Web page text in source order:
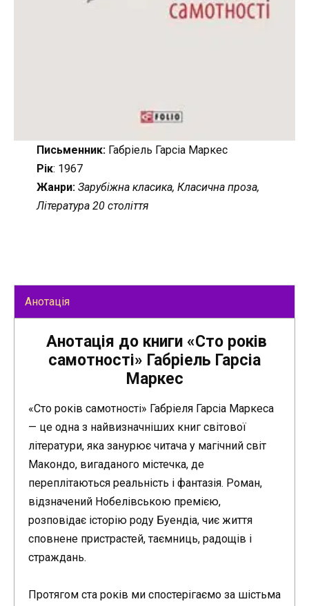
Письменник:Габріель Гарсіа Маркес
Рік: 1967
Жанри: Зарубіжна класика, Класична проза,
Література 20 століття
Анотація
Анотація до книги «Сто років
самотності» Габріель Гарсіа
Маркес
«Сто років самотності» Габріеля Гарсіа Маркеса
— це одна з найвизначніших книг світової
літератури, яка занурює читача у магічний світ
Макондо, вигаданого містечка, де
переплітаються реальність і фантазія. Роман,
відзначений Нобелівською премією,
розповідає історію роду Буендіа, чиє життя
сповнене пристрастей, таємниць, радощів і
страждань.
Протягом ста років ми спостерігаємо за шістьма